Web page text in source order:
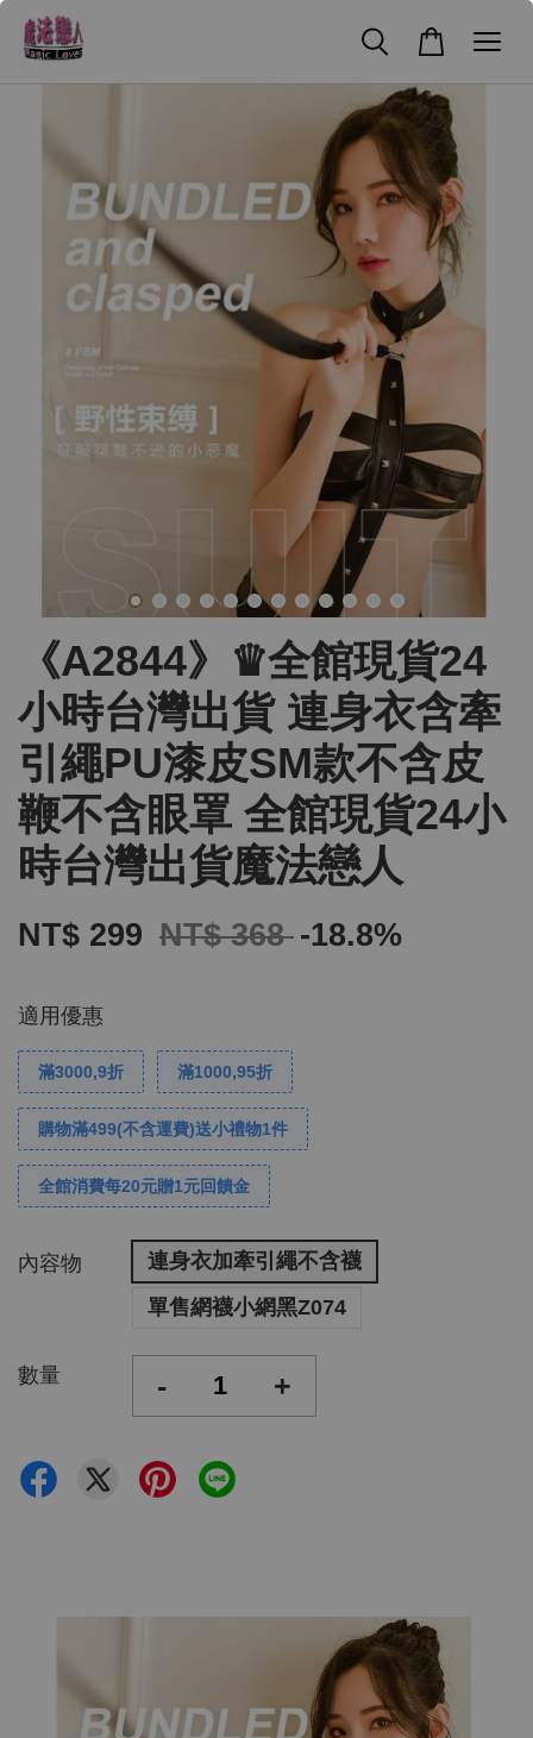
《A2844》♛全館現貨24
小時台灣出貨 連身衣含牽
引繩PU漆皮SM款不含皮
鞭不含眼罩 全館現貨24小
時台灣出貨魔法戀人
NT$ 299 NT$ 368 -18.8%
適用優惠
滿3000,9折 滿1000,95折
購物滿499(不含運費)送小禮物1件
全館消費每20元贈1元回饋金
內容物
連身衣加牽引繩不含襪
單售網襪小網黑Z074
數量 - +